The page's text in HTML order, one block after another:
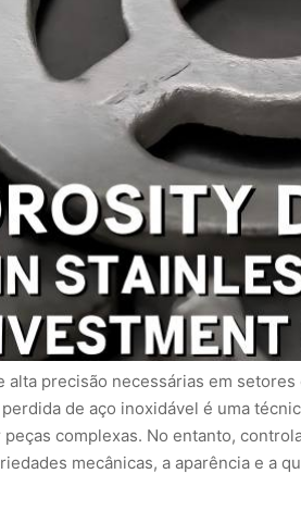
alta precisão necessárias em
de aço inoxidável é uma
complexas. No entanto,
mecânicas, a aparência e a